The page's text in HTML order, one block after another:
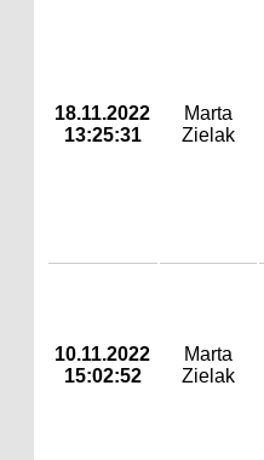
18.11.2022
13:25:31
Marta
Zielak
10.11.2022
15:02:52
Marta
Zielak